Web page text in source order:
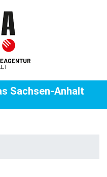
Sachsen-Anhalt